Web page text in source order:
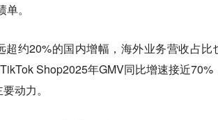
。
约20%的国内增幅，海外业务营收占比
Shop2025年GMV同比增速接近70%
动力。